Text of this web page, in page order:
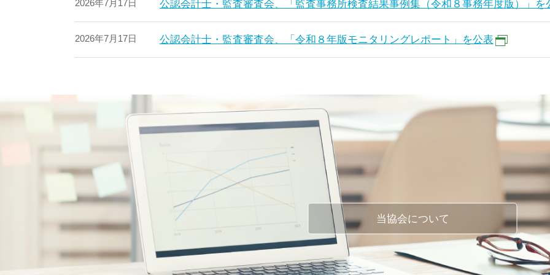
2026年7月17日 公認会計士・監査審査会、「監査事務所検査結果事例集（令和８事務年度版）」を
2026年7月17日 公認会計士・監査審査会、「令和８年版モニタリングレポート」を公表
当協会について